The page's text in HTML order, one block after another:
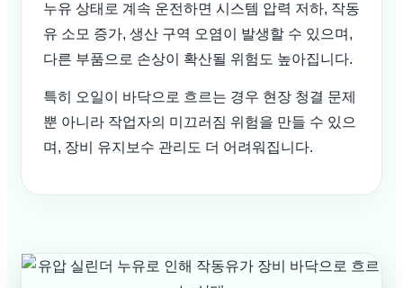
누유 상태로 계속 운전하면 시스템 압력 저하, 작동
유 소모 증가, 생산 구역 오염이 발생할 수 있으며,
다른 부품으로 손상이 확산될 위험도 높아집니다.
특히 오일이 바닥으로 흐르는 경우 현장 청결 문제
뿐 아니라 작업자의 미끄러짐 위험을 만들 수 있으
며, 장비 유지보수 관리도 더 어려워집니다.